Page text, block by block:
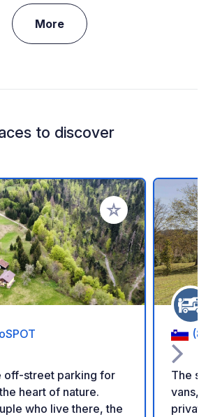
More
to discover
Add to your
off-street parking for
heart of nature.
who live there, the
The
vans,